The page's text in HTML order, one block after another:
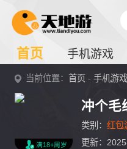
首页 手机游戏
当前位置：首页 -手机游戏
满18+周岁
冲个毛
类别： 红包
更新：